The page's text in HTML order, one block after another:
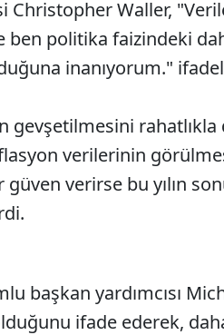
Christopher Waller,
ben politika faizindeki
inanıyorum."
gevşetilmesini
verilerinin
verirse bu yılın
başkan yardımcısı
ifade ederek,